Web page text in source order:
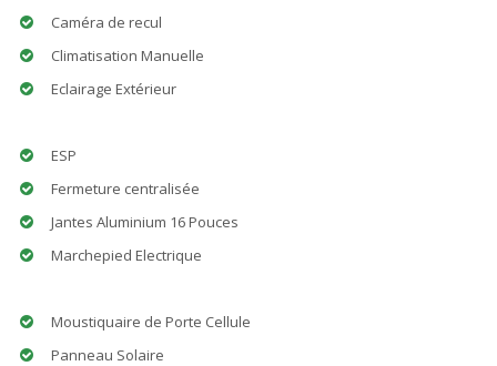
Caméra de recul
Climatisation Manuelle
Eclairage Extérieur
ESP
Fermeture centralisée
Jantes Aluminium 16 Pouces
Marchepied Electrique
Moustiquaire de Porte Cellule
Panneau Solaire